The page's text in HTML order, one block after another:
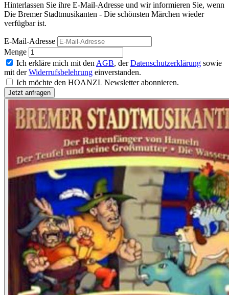
Hinterlassen Sie ihre E-Mail-Adresse und wir informieren Sie, wenn
Die Bremer Stadtmusikanten - Die schönsten Märchen wieder
verfügbar ist.
E-Mail-Adresse
Menge
Ich erkläre mich mit den AGB, derDatenschutzerklärung sowie
mit derWiderrufsbelehrung einverstanden.
Ich möchte den HOANZL Newsletter abonnieren.